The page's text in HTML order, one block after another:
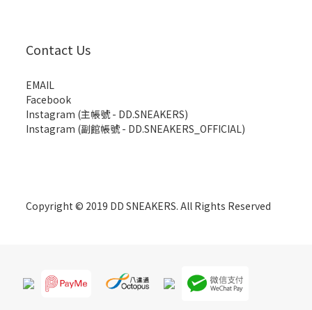
Contact Us
EMAIL
Facebook
Instagram (主帳號 - DD.SNEAKERS)
Instagram (副館帳號 - DD.SNEAKERS_OFFICIAL)
Copyright © 2019 DD SNEAKERS. All Rights Reserved